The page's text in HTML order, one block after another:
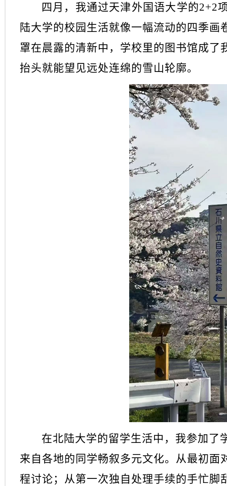
四月，我通过天津外国语大学的2+2
陆大学的校园生活就像一幅流动的四季
罩在晨露的清新中，学校里的图书馆成
抬头就能望见远处连绵的雪山轮廓。
在北陆大学的留学生活中，我参加了
来自各地的同学畅叙多元文化。从最初
程讨论；从第一次独自处理手续的手忙脚